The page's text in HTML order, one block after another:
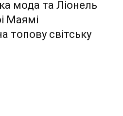
мода та Ліонель
Маямі
топову світську